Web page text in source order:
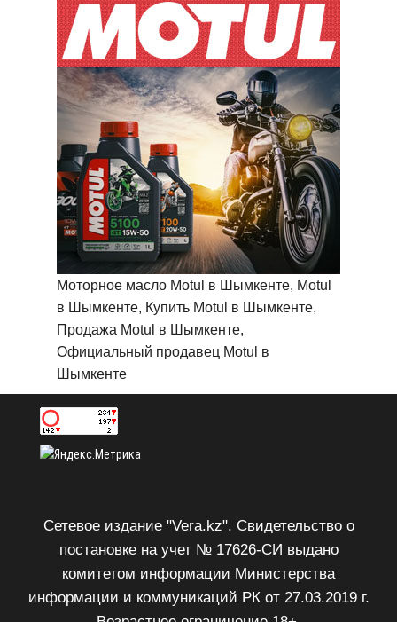
Моторное масло Motul в Шымкенте, Motul
в Шымкенте, Купить Motul в Шымкенте,
Продажа Motul в Шымкенте,
Официальный продавец Motul в
Шымкенте
Сетевое издание "Vera.kz". Свидетельство о
постановке на учет № 17626-СИ выдано
комитетом информации Министерства
информации и коммуникаций РК от 27.03.2019 г.